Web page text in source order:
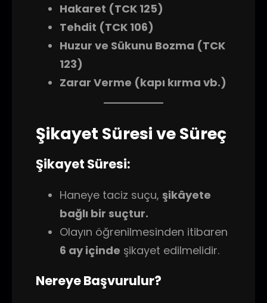
Hakaret (TCK 125)
Tehdit (TCK 106)
Huzur ve Sükunu Bozma (TCK
123)
Zarar Verme (kapı kırma vb.)
Şikayet Süresi ve Süreç
Şikayet Süresi:
Haneye taciz suçu, şikâyete
bağlı bir suçtur.
Olayın öğrenilmesinden itibaren
6 ay içinde şikayet edilmelidir.
Nereye Başvurulur?